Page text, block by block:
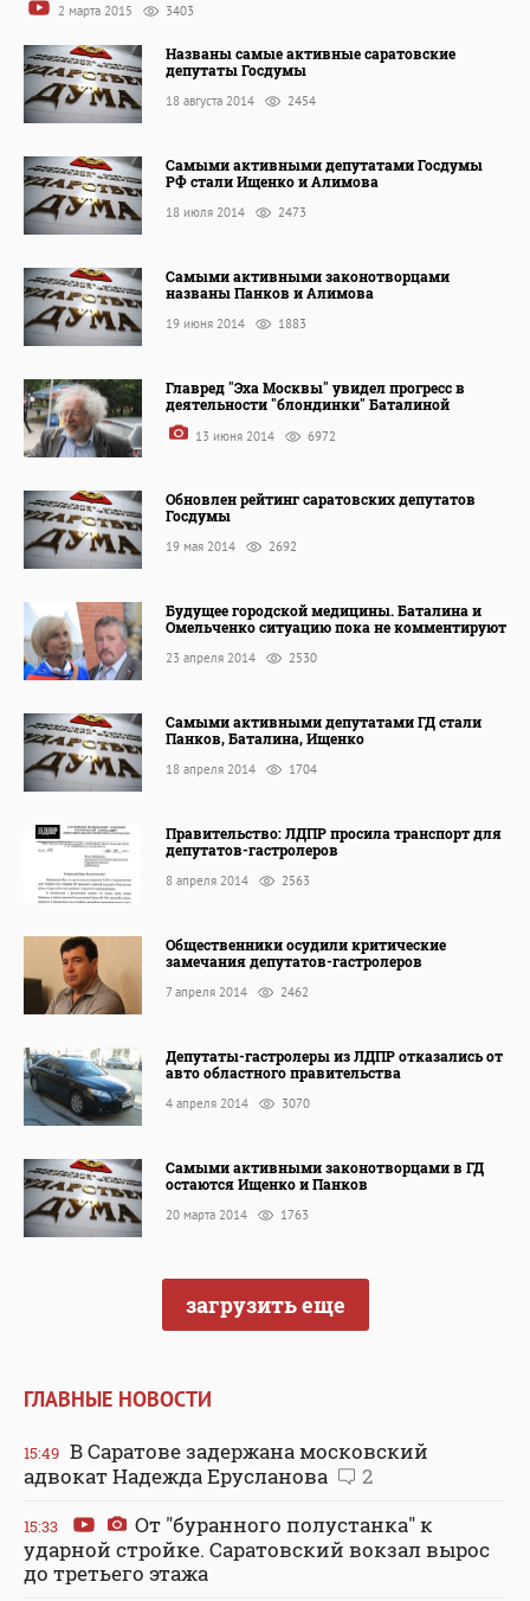
2 марта 2015 3403
Названы самые активные саратовские
депутаты Госдумы
18 августа 2014 2454
Самыми активными депутатами Госдумы
РФ стали Ищенко и Алимова
18 июля 2014 2473
Самыми активными законотворцами
названы Панков и Алимова
19 июня 2014 1883
Главред "Эха Москвы" увидел прогресс в
деятельности "блондинки" Баталиной
13 июня 2014 6972
Обновлен рейтинг саратовских депутатов
Госдумы
19 мая 2014 2692
Будущее городской медицины. Баталина и
Омельченко ситуацию пока не комментируют
23 апреля 2014 2530
Самыми активными депутатами ГД стали
Панков, Баталина, Ищенко
18 апреля 2014 1704
Правительство: ЛДПР просила транспорт для
депутатов-гастролеров
8 апреля 2014 2563
Общественники осудили критические
замечания депутатов-гастролеров
7 апреля 2014 2462
Депутаты-гастролеры из ЛДПР отказались от
авто областного правительства
4 апреля 2014 3070
Самыми активными законотворцами в ГД
остаются Ищенко и Панков
20 марта 2014 1763
загрузить еще
ГЛАВНЫЕ НОВОСТИ
15:49 В Саратове задержана московский
адвокат Надежда Ерусланова
2
15:33
От "буранного полустанка" к
ударной стройке. Саратовский вокзал вырос
до третьего этажа